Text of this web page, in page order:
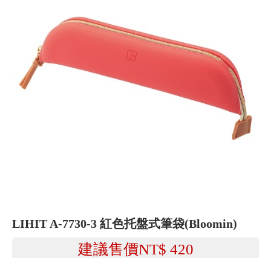
LIHIT A-7730-3 紅色托盤式筆袋(Bloomin)
建議售價NT$ 420